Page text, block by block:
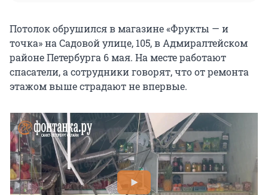
Потолок обрушился в магазине «Фрукты — и
точка» на Садовой улице, 105, в Адмиралтейском
районе Петербурга 6 мая. На месте работают
спасатели, а сотрудники говорят, что от ремонта
этажом выше страдают не впервые.